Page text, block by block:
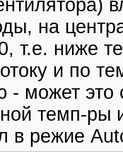
на
т.е. ниже
и по
может это
темп-ры
в режие